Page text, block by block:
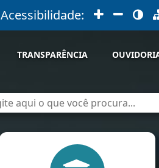
Acessibilidade:
TRANSPARÊNCIA